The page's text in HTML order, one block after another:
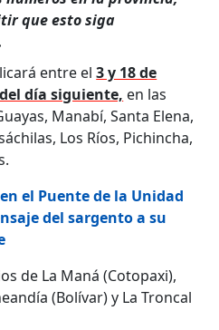
que esto siga
entre el3 y 18 de
día siguiente, en las
Manabí, Santa Elena,
Los Ríos, Pichincha,
el Puente de la Unidad
del sargento a su
de La Maná (Cotopaxi),
(Bolívar) y La Troncal